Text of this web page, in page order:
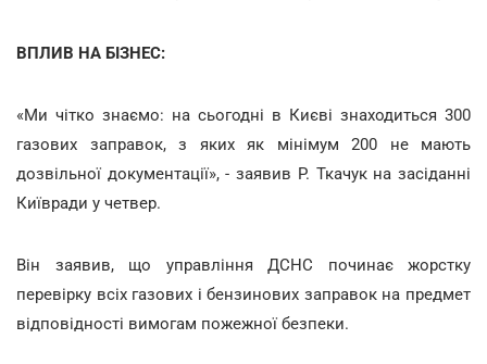
ВПЛИВ НА БІЗНЕС:
«Ми чітко знаємо: на сьогодні в Києві знаходиться 300
газових заправок, з яких як мінімум 200 не мають
дозвільної документації», - заявив Р. Ткачук на засіданні
Київради у четвер.
Він заявив, що управління ДСНС починає жорстку
перевірку всіх газових і бензинових заправок на предмет
відповідності вимогам пожежної безпеки.